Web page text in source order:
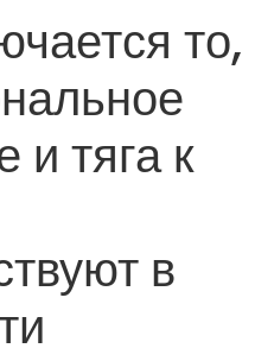
то,
и тяга к
в